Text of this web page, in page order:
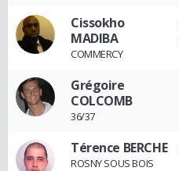
Cissokho
MADIBA
COMMERCY
Grégoire
COLCOMB
36/37
Térence BERCHE
ROSNY SOUS BOIS